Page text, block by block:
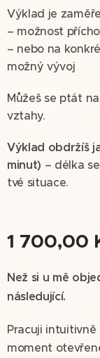
Výklad je
– možnost
– nebo na
možný vývoj
Můžeš se ptát
vztahy.
Výklad obdržíš
minut) – délka
tvé situace.
1 700,00
Než si u mě
následující.
Pracuji
moment